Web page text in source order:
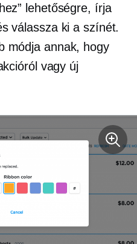
lehetőségre, írja
válassza ki a színét.
módja annak, hogy
vagy új